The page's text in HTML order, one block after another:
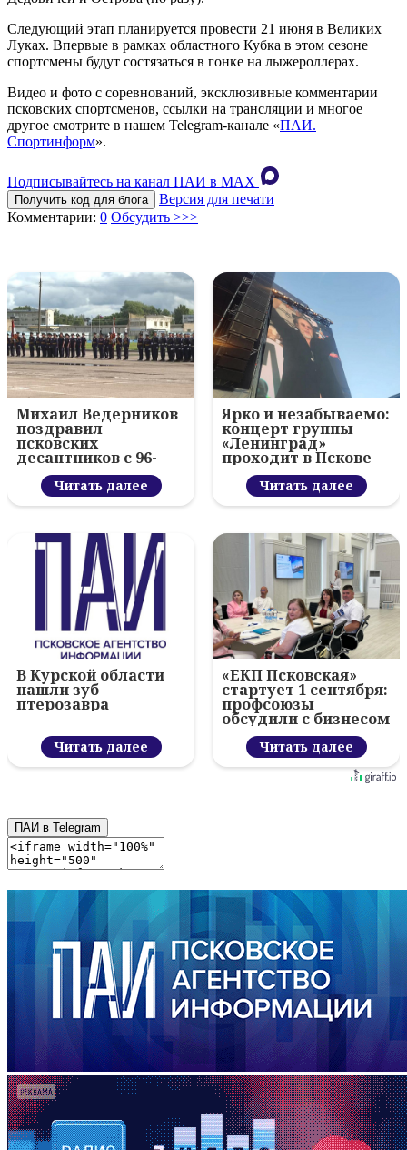
Следующий этап планируется провести 21 июня в Великих
Луках. Впервые в рамках областного Кубка в этом сезоне
спортсмены будут состязаться в гонке на лыжероллерах.
Видео и фото с соревнований, эксклюзивные комментарии
псковских спортсменов, ссылки на трансляции и многое
другое смотрите в нашем Telegram-канале «ПАИ.
Спортинформ».
Подписывайтесь на канал ПАИ в MAХ
Получить код для блога
Версия для печати
Комментарии: 0 Обсудить >>>
Михаил Ведерников
поздравил
псковских
десантников с 96-
летием ВДВ и
вручил награды
Читать далее
Ярко и незабываемо:
концерт группы
«Ленинград»
проходит в Пскове
Читать далее
В Курской области
нашли зуб
птерозавра
Читать далее
«ЕКП Псковская»
стартует 1 сентября:
профсоюзы
обсудили с бизнесом
новый цифровой
проектЧитать далее
ПАИ в Telegram